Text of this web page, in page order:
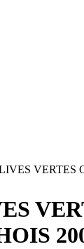
VERTES